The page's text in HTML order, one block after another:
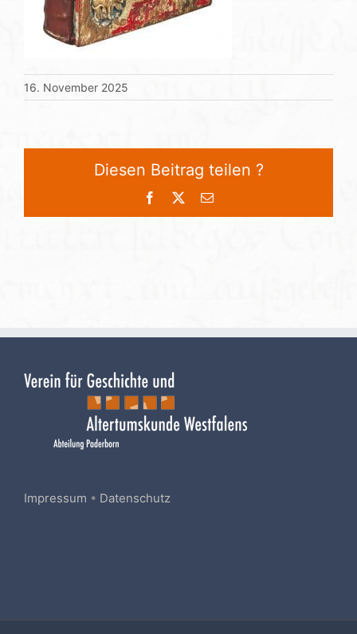
16. November 2025
Diesen Beitrag teilen ?
Facebook
E-
Impressum • Datenschutz